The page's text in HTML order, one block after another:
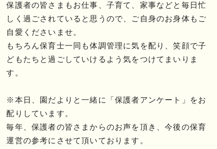
保護者の皆さまもお仕事、子育て、家事などと毎日忙
しく過ごされていると思うので、ご自身のお身体もご
自愛くださいませ。
もちろん保育士一同も体調管理に気を配り、笑顔で子
どもたちと過ごしていけるよう気をつけてまいりま
す。
※本日、園だよりと一緒に「保護者アンケート」をお
配りしています。
毎年、保護者の皆さまからのお声を頂き、今後の保育
運営の参考にさせて頂いております。